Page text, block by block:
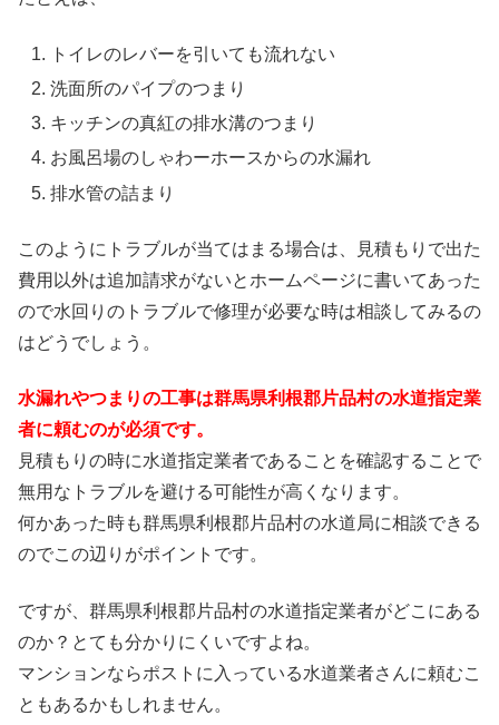
トイレのレバーを引いても流れない
洗面所のパイプのつまり
キッチンの真紅の排水溝のつまり
お風呂場のしゃわーホースからの水漏れ
排水管の詰まり
このようにトラブルが当てはまる場合は、見積もりで出た
費用以外は追加請求がないとホームページに書いてあった
ので水回りのトラブルで修理が必要な時は相談してみるの
はどうでしょう。
水漏れやつまりの工事は群馬県利根郡片品村の水道指定業
者に頼むのが必須です。
見積もりの時に水道指定業者であることを確認することで
無用なトラブルを避ける可能性が高くなります。
何かあった時も群馬県利根郡片品村の水道局に相談できる
のでこの辺りがポイントです。
ですが、群馬県利根郡片品村の水道指定業者がどこにある
のか？とても分かりにくいですよね。
マンションならポストに入っている水道業者さんに頼むこ
ともあるかもしれません。